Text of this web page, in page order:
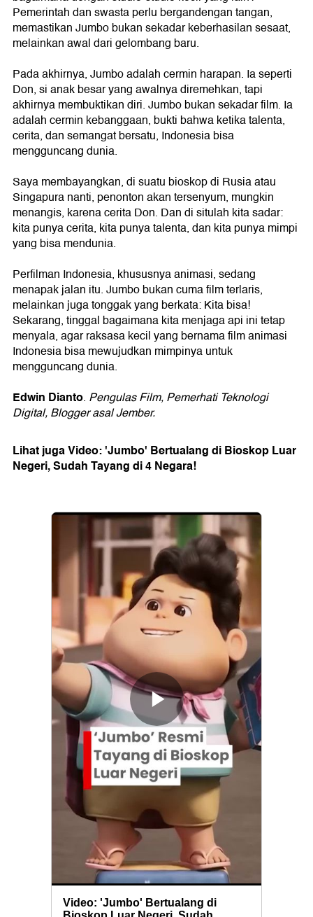
Pemerintah dan swasta perlu bergandengan tangan,
memastikan Jumbo bukan sekadar keberhasilan sesaat,
melainkan awal dari gelombang baru.
Pada akhirnya, Jumbo adalah cermin harapan. Ia seperti
Don, si anak besar yang awalnya diremehkan, tapi
akhirnya membuktikan diri. Jumbo bukan sekadar film. Ia
adalah cermin kebanggaan, bukti bahwa ketika talenta,
cerita, dan semangat bersatu, Indonesia bisa
mengguncang dunia.
Saya membayangkan, di suatu bioskop di Rusia atau
Singapura nanti, penonton akan tersenyum, mungkin
menangis, karena cerita Don. Dan di situlah kita sadar:
kita punya cerita, kita punya talenta, dan kita punya mimpi
yang bisa mendunia.
Perfilman Indonesia, khususnya animasi, sedang
menapak jalan itu. Jumbo bukan cuma film terlaris,
melainkan juga tonggak yang berkata: Kita bisa!
Sekarang, tinggal bagaimana kita menjaga api ini tetap
menyala, agar raksasa kecil yang bernama film animasi
Indonesia bisa mewujudkan mimpinya untuk
mengguncang dunia.
Edwin Dianto. Pengulas Film, Pemerhati Teknologi
Digital, Blogger asal Jember.
Lihat juga Video: 'Jumbo' Bertualang di Bioskop Luar
Negeri, Sudah Tayang di 4 Negara!